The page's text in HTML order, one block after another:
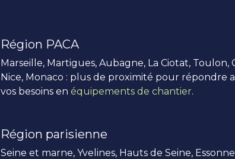
Région PACA
Marseille, Martigues, Aubagne, La Ciotat, Toulon,
Nice, Monaco : plus de proximité pour répondre
vos besoins en équipements de chantier.
Région parisienne
Seine et marne, Yvelines, Hauts de Seine,